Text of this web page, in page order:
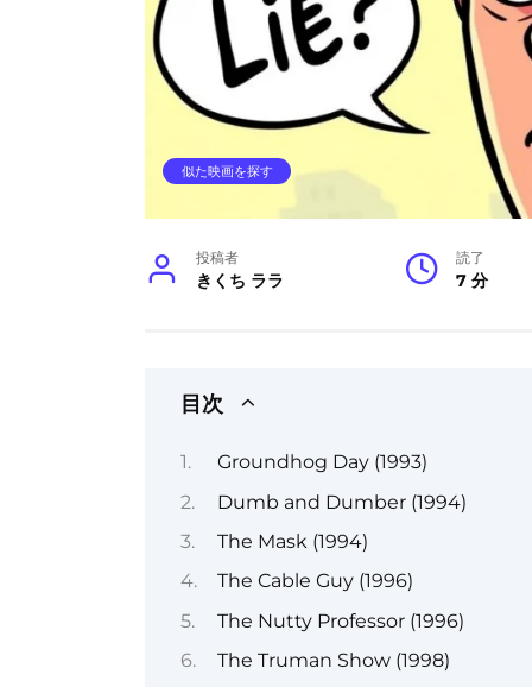
似た映画を探す
投稿者
きくち ララ
読了
7 分
目次
Groundhog Day (1993)
Dumb and Dumber (1994)
The Mask (1994)
The Cable Guy (1996)
The Nutty Professor (1996)
The Truman Show (1998)